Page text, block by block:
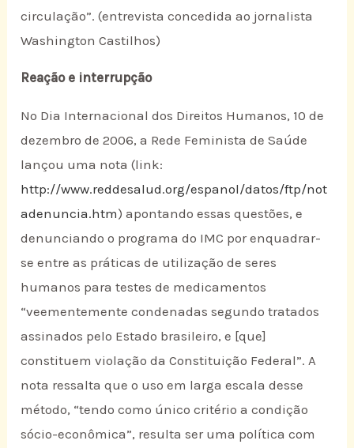
circulação”. (entrevista concedida ao jornalista
Washington Castilhos)
Reação e interrupção
No Dia Internacional dos Direitos Humanos, 10 de
dezembro de 2006, a Rede Feminista de Saúde
lançou uma nota (link:
http://www.reddesalud.org/espanol/datos/ftp/not
adenuncia.htm) apontando essas questões, e
denunciando o programa do IMC por enquadrar-
se entre as práticas de utilização de seres
humanos para testes de medicamentos
“veementemente condenadas segundo tratados
assinados pelo Estado brasileiro, e [que]
constituem violação da Constituição Federal”. A
nota ressalta que o uso em larga escala desse
método, “tendo como único critério a condição
sócio-econômica”, resulta ser uma política com